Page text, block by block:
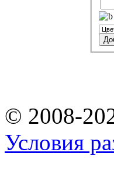
© 2008-
Условия